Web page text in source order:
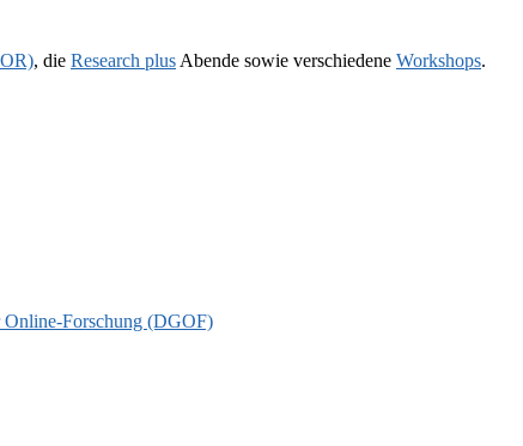
, die Research plus Abende sowie verschiedene Workshops.
Online-Forschung (DGOF)